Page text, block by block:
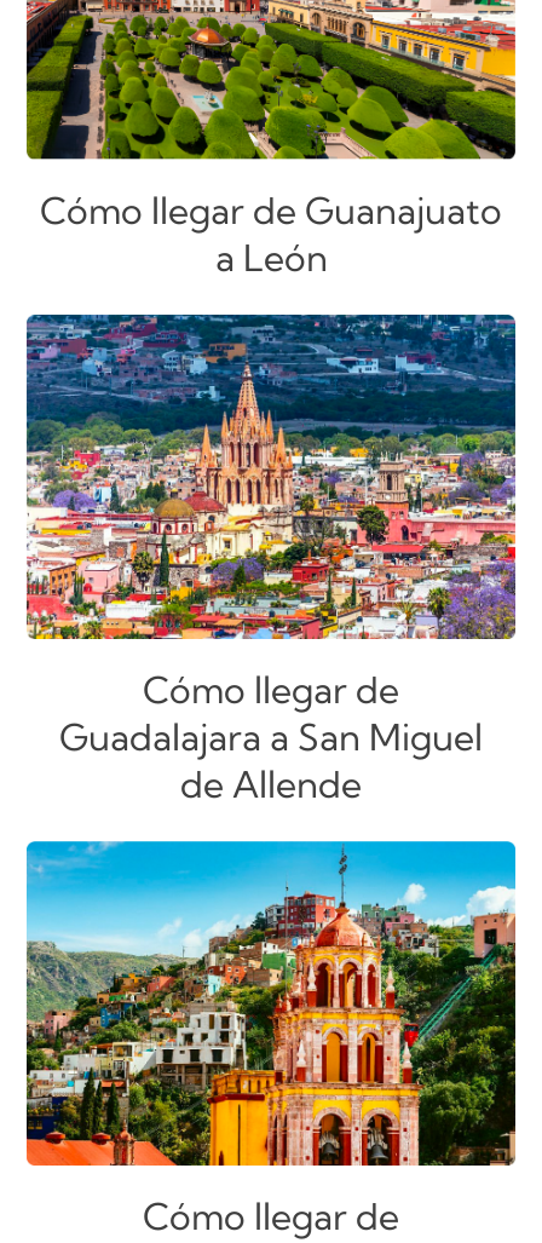
Cómo llegar de Guanajuato
a León
Cómo llegar de
Guadalajara a San Miguel
de Allende
Cómo llegar de